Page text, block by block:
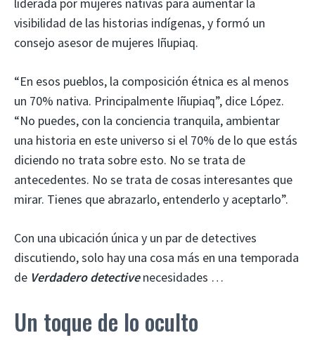
visibilidad de las historias indígenas, y formó un
consejo asesor de mujeres Iñupiaq.
“En esos pueblos, la composición étnica es al menos
un 70% nativa. Principalmente Iñupiaq”, dice López.
“No puedes, con la conciencia tranquila, ambientar
una historia en este universo si el 70% de lo que estás
diciendo no trata sobre esto. No se trata de
antecedentes. No se trata de cosas interesantes que
mirar. Tienes que abrazarlo, entenderlo y aceptarlo”.
Con una ubicación única y un par de detectives
discutiendo, solo hay una cosa más en una temporada
de Verdadero detectivenecesidades …
Un toque de lo oculto